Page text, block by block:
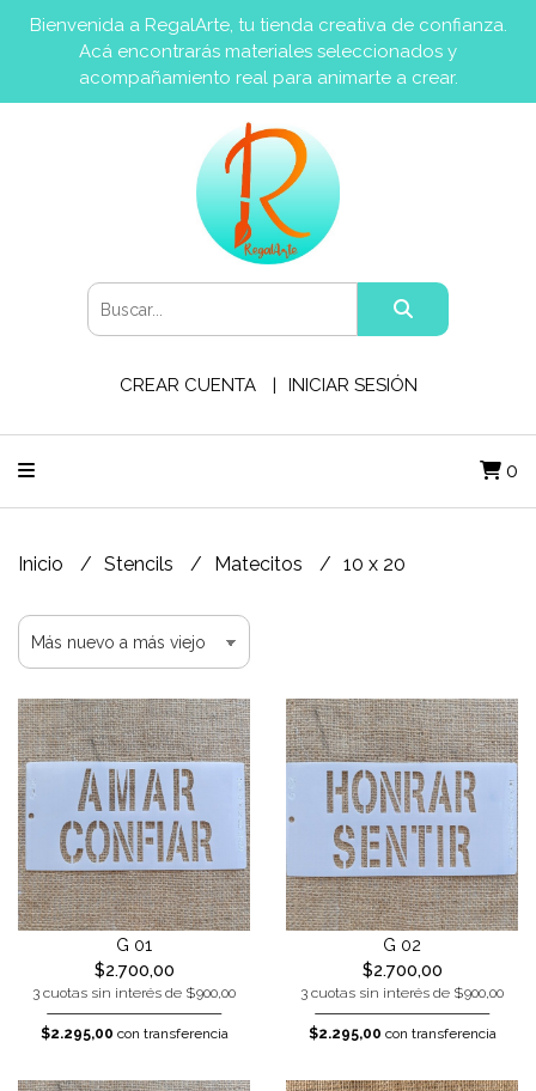
Bienvenida a RegalArte, tu tienda creativa de confianza.
Acá encontrarás materiales seleccionados y
acompañamiento real para animarte a crear.
CREAR CUENTA INICIAR SESIÓN
0
Inicio Stencils Matecitos 10 x 20
G 01
$2.700,00
3 cuotas sin interés de $900,00
$2.295,00 con transferencia
G 02
$2.700,00
3 cuotas sin interés de $900,00
$2.295,00 con transferencia